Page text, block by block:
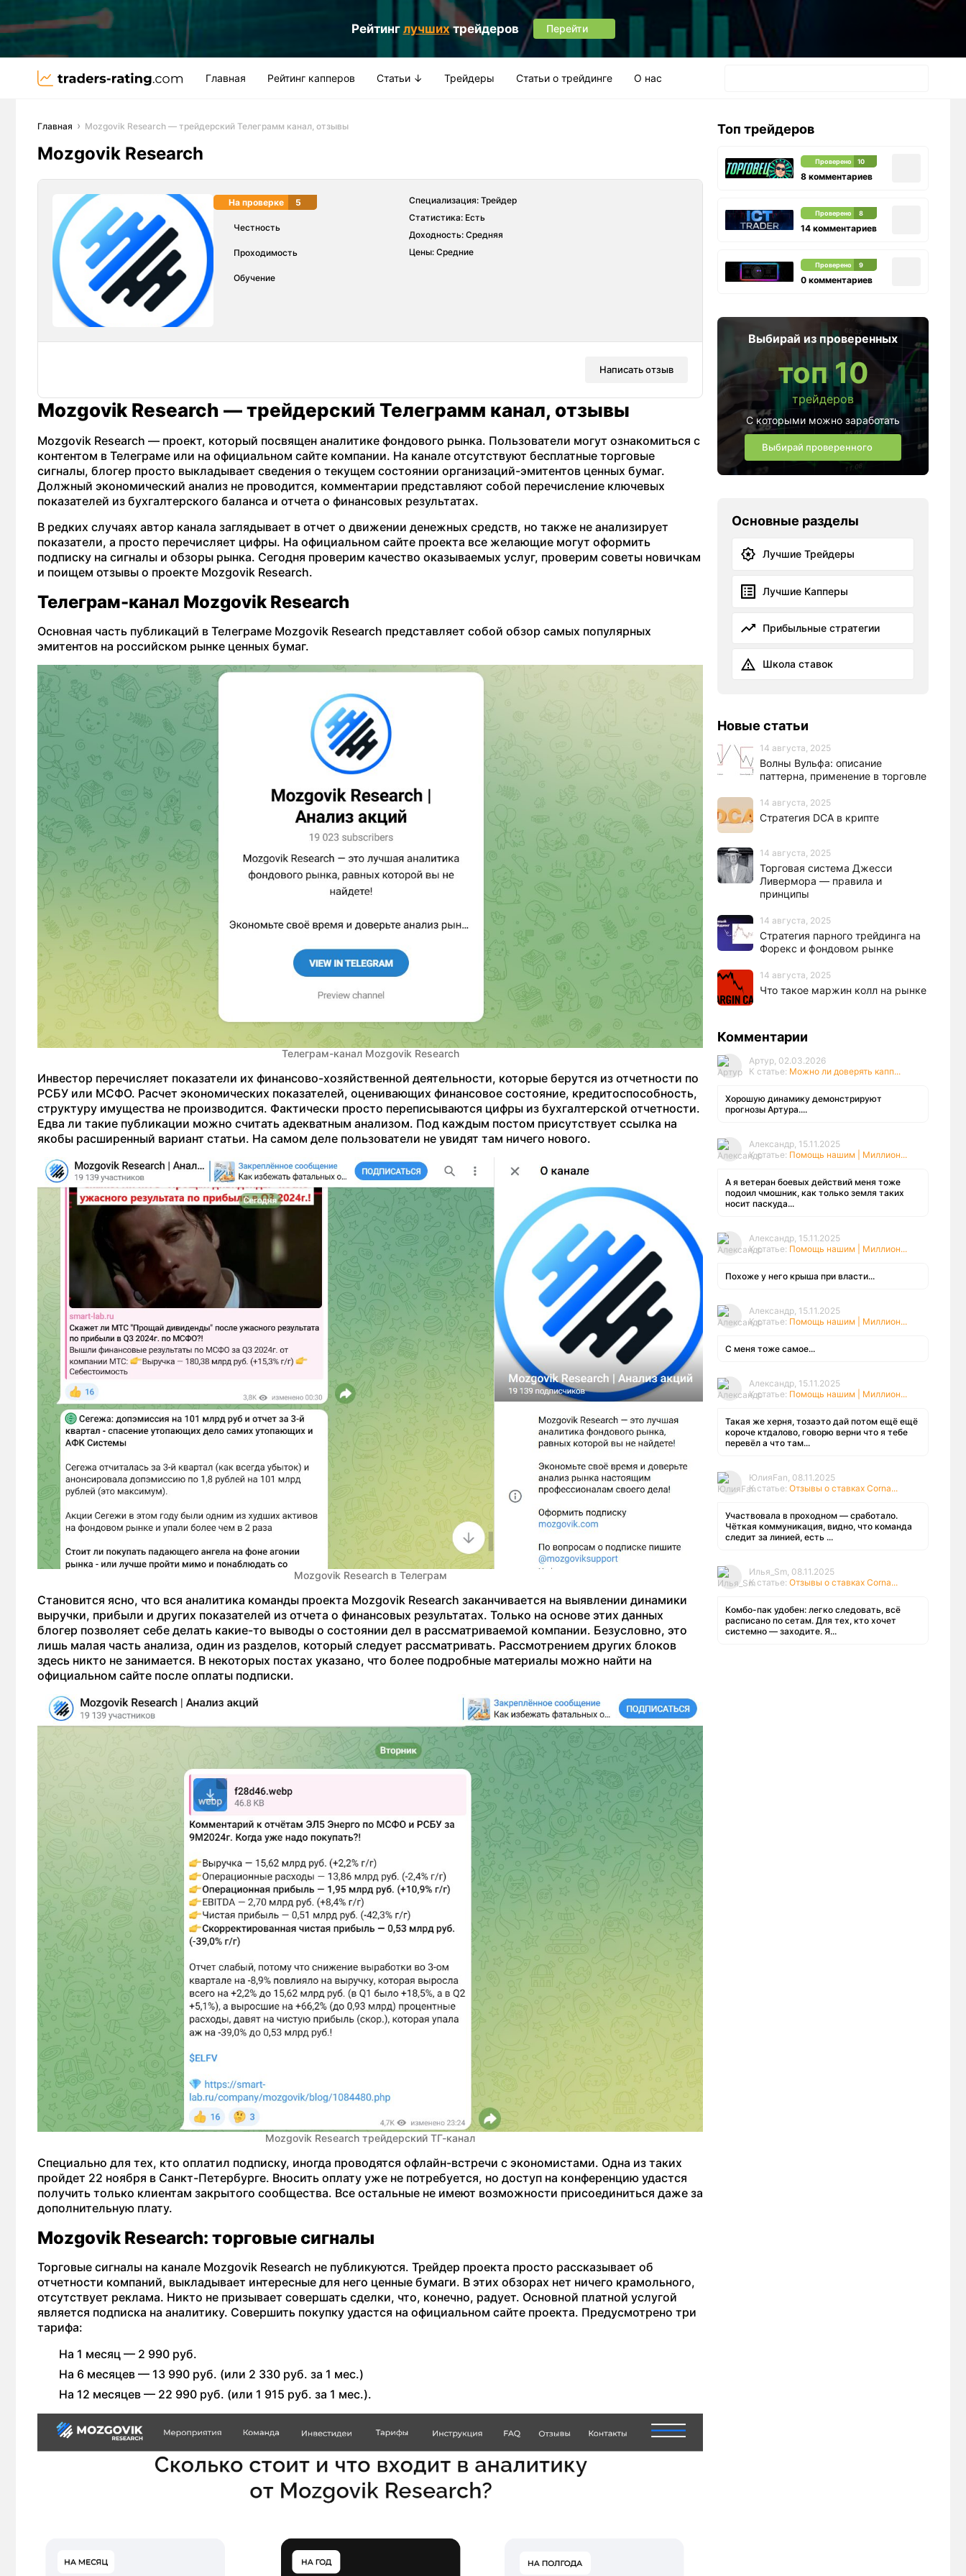
Рейтинг лучшихтрейдеров Перейти
Главная Рейтинг капперов Статьи ↓ Трейдеры Статьи о трейдинге О нас
Главная Mozgovik Research — трейдерский Телеграмм канал, отзывы
Mozgovik Research
На проверке 5
Честность
Проходимость
Обучение
Специализация: Трейдер
Статистика: Есть
Доходность: Средняя
Цены: Средние
Написать отзыв
Mozgovik Research — трейдерский Телеграмм канал, отзывы
Mozgovik Research — проект, который посвящен аналитике фондового рынка. Пользователи могут ознакомиться с
контентом в Телеграме или на официальном сайте компании. На канале отсутствуют бесплатные торговые
сигналы, блогер просто выкладывает сведения о текущем состоянии организаций-эмитентов ценных бумаг.
Должный экономический анализ не проводится, комментарии представляют собой перечисление ключевых
показателей из бухгалтерского баланса и отчета о финансовых результатах.
В редких случаях автор канала заглядывает в отчет о движении денежных средств, но также не анализирует
показатели, а просто перечисляет цифры. На официальном сайте проекта все желающие могут оформить
подписку на сигналы и обзоры рынка. Сегодня проверим качество оказываемых услуг, проверим советы новичкам
и поищем отзывы о проекте Mozgovik Research.
Телеграм-канал Mozgovik Research
Основная часть публикаций в Телеграме Mozgovik Research представляет собой обзор самых популярных
эмитентов на российском рынке ценных бумаг.
Телеграм-канал Mozgovik Research
Инвестор перечисляет показатели их финансово-хозяйственной деятельности, которые берутся из отчетности по
РСБУ или МСФО. Расчет экономических показателей, оценивающих финансовое состояние, кредитоспособность,
структуру имущества не производится. Фактически просто переписываются цифры из бухгалтерской отчетности.
Едва ли такие публикации можно считать адекватным анализом. Под каждым постом присутствует ссылка на
якобы расширенный вариант статьи. На самом деле пользователи не увидят там ничего нового.
Mozgovik Research в Телеграм
Становится ясно, что вся аналитика команды проекта Mozgovik Research заканчивается на выявлении динамики
выручки, прибыли и других показателей из отчета о финансовых результатах. Только на основе этих данных
блогер позволяет себе делать какие-то выводы о состоянии дел в рассматриваемой компании. Безусловно, это
лишь малая часть анализа, один из разделов, который следует рассматривать. Рассмотрением других блоков
здесь никто не занимается. В некоторых постах указано, что более подробные материалы можно найти на
официальном сайте после оплаты подписки.
Mozgovik Research трейдерский ТГ-канал
Специально для тех, кто оплатил подписку, иногда проводятся офлайн-встречи с экономистами. Одна из таких
пройдет 22 ноября в Санкт-Петербурге. Вносить оплату уже не потребуется, но доступ на конференцию удастся
получить только клиентам закрытого сообщества. Все остальные не имеют возможности присоединиться даже за
дополнительную плату.
Mozgovik Research: торговые сигналы
Торговые сигналы на канале Mozgovik Research не публикуются. Трейдер проекта просто рассказывает об
отчетности компаний, выкладывает интересные для него ценные бумаги. В этих обзорах нет ничего крамольного,
отсутствует реклама. Никто не призывает совершать сделки, что, конечно, радует. Основной платной услугой
является подписка на аналитику. Совершить покупку удастся на официальном сайте проекта. Предусмотрено три
тарифа:
На 1 месяц — 2 990 руб.
На 6 месяцев — 13 990 руб. (или 2 330 руб. за 1 мес.)
На 12 месяцев — 22 990 руб. (или 1 915 руб. за 1 мес.).
Топ трейдеров
Проверено 10
8 комментариев
Проверено 8
14 комментариев
Проверено 9
0 комментариев
Выбирай из проверенных
топ 10
трейдеров
С которыми можно заработать
Выбирай проверенного
Основные разделы
Лучшие Трейдеры
Лучшие Капперы
Прибыльные стратегии
Школа ставок
Новые статьи
14 августа, 2025
Волны Вульфа: описание
паттерна, применение в торговле
14 августа, 2025
Стратегия DCA в крипте
14 августа, 2025
Торговая система Джесси
Ливермора — правила и
принципы
14 августа, 2025
Стратегия парного трейдинга на
Форекс и фондовом рынке
14 августа, 2025
Что такое маржин колл на рынке
Комментарии
Артур, 02.03.2026
К статье: Можно ли доверять капп...
Хорошую динамику демонстрируют
прогнозы Артура....
Александр, 15.11.2025
К статье: Помощь нашим | Миллион...
А я ветеран боевых действий меня тоже
подоил чмошник, как только земля таких
носит паскуда...
Александр, 15.11.2025
К статье: Помощь нашим | Миллион...
Похоже у него крыша при власти...
Александр, 15.11.2025
К статье: Помощь нашим | Миллион...
С меня тоже самое...
Александр, 15.11.2025
К статье: Помощь нашим | Миллион...
Такая же херня, тозаэто дай потом ещё ещё
короче ктдалово, говорю верни что я тебе
перевёл а что там...
ЮлияFan, 08.11.2025
К статье: Отзывы о ставках Corna...
Участвовала в проходном — сработало.
Чёткая коммуникация, видно, что команда
следит за линией, есть ...
Илья_Sm, 08.11.2025
К статье: Отзывы о ставках Corna...
Комбо-пак удобен: легко следовать, всё
расписано по сетам. Для тех, кто хочет
системно — заходите. Я...